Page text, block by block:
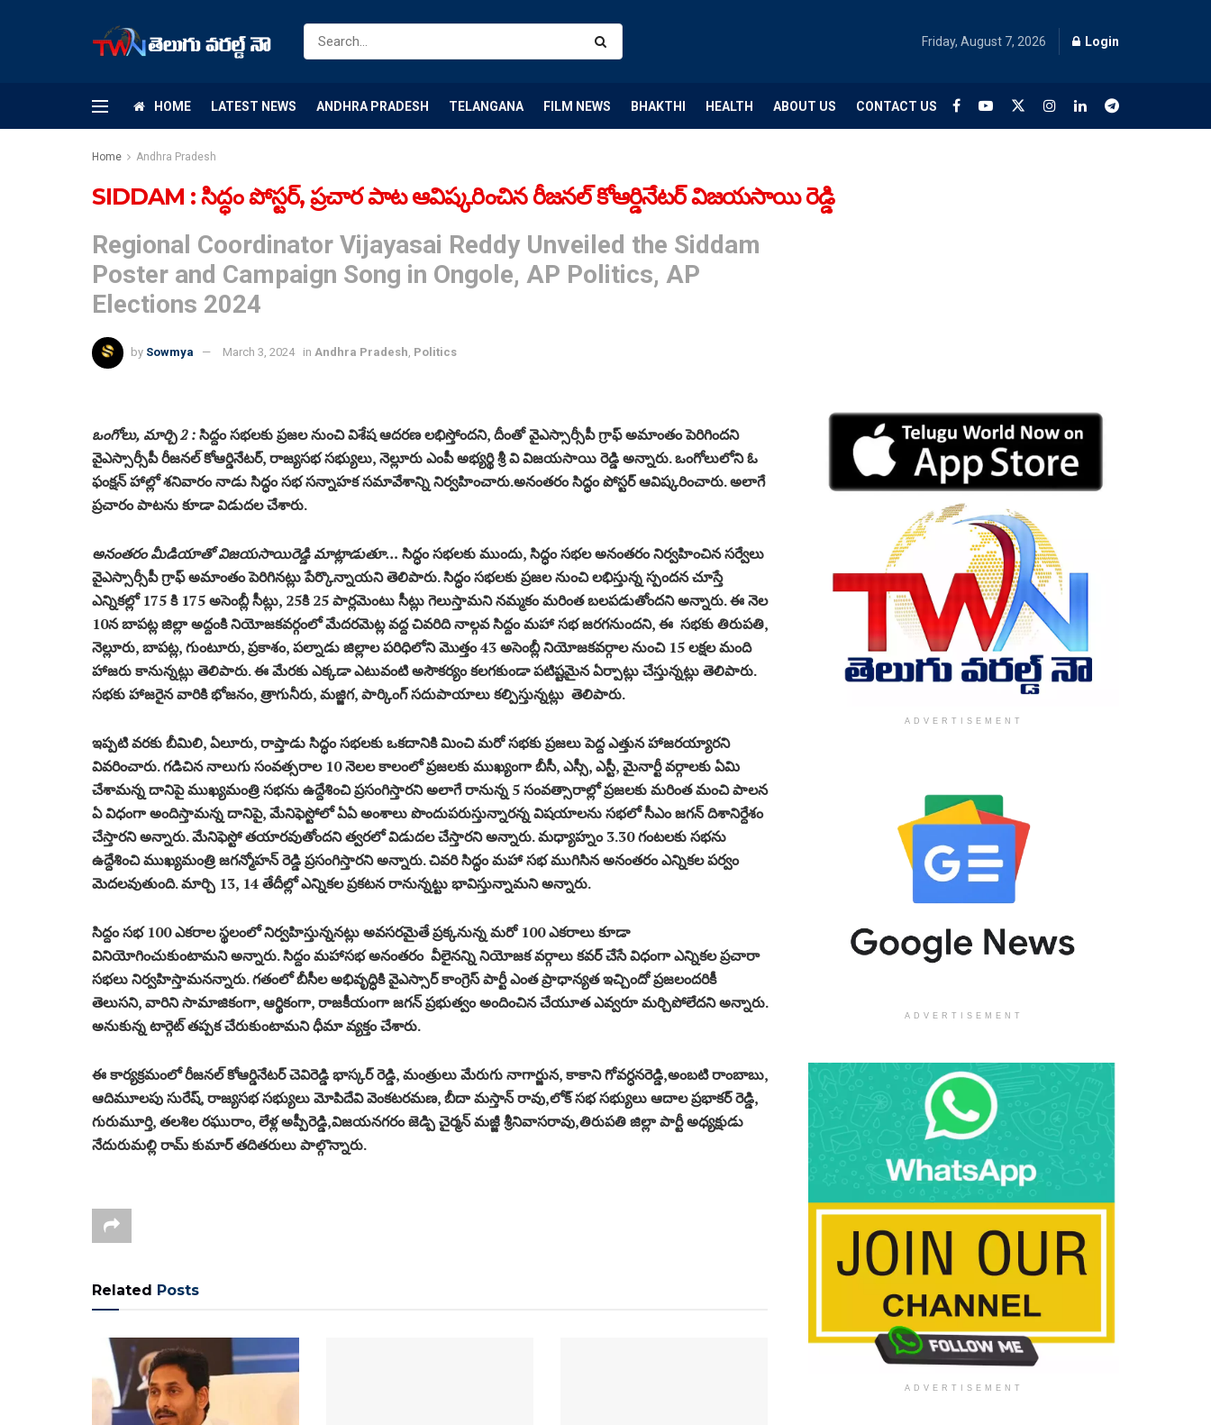
Friday, August 7, 2026 Login
HOME LATEST NEWS ANDHRA PRADESH TELANGANA FILM NEWS BHAKTHI HEALTH ABOUT US CONTACT US
Home Andhra Pradesh
SIDDAM : సిద్ధం పోస్టర్, ప్రచార పాట ఆవిష్కరించిన రీజనల్ కోఆర్డినేటర్ విజయసాయి రెడ్డి
Regional Coordinator Vijayasai Reddy Unveiled the Siddam
Poster and Campaign Song in Ongole, AP Politics, AP
Elections 2024
by Sowmya March 3, 2024 in Andhra Pradesh, Politics
ఒంగోలు, మార్చి 2 :సిద్దం సభలకు ప్రజల నుంచి విశేష ఆదరణ లభిస్తోందని, దీంతో వైఎస్సార్సీపీ గ్రాఫ్ అమాంతం పెరిగిందని
వైఎస్సార్సీపీ రీజనల్ కోఆర్డినేటర్, రాజ్యసభ సభ్యులు, నెల్లూరు ఎంపీ అభ్యర్థి శ్రీ వి విజయసాయి రెడ్డి అన్నారు. ఒంగోలులోని ఓ
ఫంక్షన్ హాల్లో శనివారం నాడు సిద్ధం సభ సన్నాహక సమావేశాన్ని నిర్వహించారు.అనంతరం సిద్ధం పోస్టర్ ఆవిష్కరించారు. అలాగే
ప్రచారం పాటను కూడా విడుదల చేశారు.
అనంతరం మీడియాతో విజయసాయిరెడ్డి మాట్లాడుతూ… సిద్ధం సభలకు ముందు, సిద్ధం సభల అనంతరం నిర్వహించిన సర్వేలు
వైఎస్సార్సీపీ గ్రాఫ్ అమాంతం పెరిగినట్లు పేర్కొన్నాయని తెలిపారు. సిద్ధం సభలకు ప్రజల నుంచి లభిస్తున్న స్పందన చూస్తే
ఎన్నికల్లో 175 కి 175 అసెంబ్లీ సీట్లు, 25కి 25 పార్లమెంటు సీట్లు గెలుస్తామని నమ్మకం మరింత బలపడుతోందని అన్నారు. ఈ నెల
10న బాపట్ల జిల్లా అద్దంకి నియోజకవర్గంలో మేదరమెట్ల వద్ద చివరిది నాల్గవ సిద్దం మహా సభ జరగనుందని, ఈ సభకు తిరుపతి,
నెల్లూరు, బాపట్ల, గుంటూరు, ప్రకాశం, పల్నాడు జిల్లాల పరిధిలోని మొత్తం 43 అసెంబ్లీ నియోజకవర్గాల నుంచి 15 లక్షల మంది
హాజరు కానున్నట్లు తెలిపారు. ఈ మేరకు ఎక్కడా ఎటువంటి అసౌకర్యం కలగకుండా పటిష్టమైన ఏర్పాట్లు చేస్తున్నట్లు తెలిపారు.
సభకు హాజరైన వారికి భోజనం, త్రాగునీరు, మజ్జిగ, పార్కింగ్ సదుపాయాలు కల్పిస్తున్నట్లు తెలిపారు.
ఇప్పటి వరకు బీమిలి, ఏలూరు, రాప్తాడు సిద్ధం సభలకు ఒకదానికి మించి మరో సభకు ప్రజలు పెద్ద ఎత్తున హాజరయ్యారని
వివరించారు. గడిచిన నాలుగు సంవత్సరాల 10 నెలల కాలంలో ప్రజలకు ముఖ్యంగా బీసీ, ఎస్సీ, ఎస్టీ, మైనార్టీ వర్గాలకు ఏమి
చేశామన్న దానిపై ముఖ్యమంత్రి సభను ఉద్దేశించి ప్రసంగిస్తారని అలాగే రానున్న 5 సంవత్సారాల్లో ప్రజలకు మరింత మంచి పాలన
ఏ విధంగా అందిస్తామన్న దానిపై, మేనిఫెస్టోలో ఏఏ అంశాలు పొందుపరుస్తున్నారన్న విషయాలను సభలో సీఎం జగన్ దిశానిర్దేశం
చేస్తారని అన్నారు. మేనిఫెస్టో తయారవుతోందని త్వరలో విడుదల చేస్తారని అన్నారు. మధ్యాహ్నం 3.30 గంటలకు సభను
ఉద్దేశించి ముఖ్యమంత్రి జగన్మోహన్ రెడ్డి ప్రసంగిస్తారని అన్నారు. చివరి సిద్ధం మహా సభ ముగిసిన అనంతరం ఎన్నికల పర్వం
మెదలవుతుంది. మార్చి 13, 14 తేదీల్లో ఎన్నికల ప్రకటన రానున్నట్టు భావిస్తున్నామని అన్నారు.
సిద్దం సభ 100 ఎకరాల స్థలంలో నిర్వహిస్తున్ననట్లు అవసరమైతే ప్రక్కనున్న మరో 100 ఎకరాలు కూడా
వినియోగించుకుంటామని అన్నారు. సిద్దం మహాసభ అనంతరం వీలైనన్ని నియోజక వర్గాలు కవర్ చేసే విధంగా ఎన్నికల ప్రచారా
సభలు నిర్వహిస్తామనన్నారు. గతంలో బీసీల అభివృద్ధికి వైఎస్సార్ కాంగ్రెస్ పార్టీ ఎంత ప్రాధాన్యత ఇచ్చిందో ప్రజలందరికీ
తెలుసని, వారిని సామాజికంగా, ఆర్థికంగా, రాజకీయంగా జగన్ ప్రభుత్వం అందించిన చేయూత ఎవ్వరూ మర్చిపోలేదని అన్నారు.
అనుకున్న టార్గెట్ తప్పక చేరుకుంటామని ధీమా వ్యక్తం చేశారు.
ఈ కార్యక్రమంలో రీజనల్ కోఆర్డినేటర్ చెవిరెడ్డి భాస్కర్ రెడ్డి, మంత్రులు మేరుగు నాగార్జున, కాకాని గోవర్ధనరెడ్డి,అంబటి రాంబాబు,
ఆదిమూలపు సురేష్, రాజ్యసభ సభ్యులు మోపిదేవి వెంకటరమణ, బీదా మస్తాన్ రావు,లోక్ సభ సభ్యులు ఆదాల ప్రభాకర్ రెడ్డి,
గురుమూర్తి, తలశిల రఘురాం, లేళ్ల అప్పీరెడ్డి,విజయనగరం జెడ్పి చైర్మన్ మజ్జీ శ్రీనివాసరావు,తిరుపతి జిల్లా పార్టీ అధ్యక్షుడు
నేదురుమల్లి రామ్ కుమార్ తదితరులు పాల్గొన్నారు.
Related Posts
ADVERTISEMENT
ADVERTISEMENT
ADVERTISEMENT